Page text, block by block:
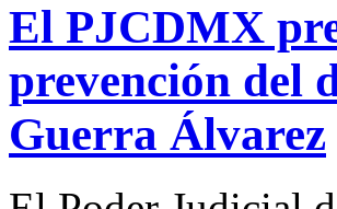
El PJCDMX
prevención del
Guerra Álvarez